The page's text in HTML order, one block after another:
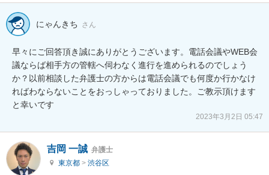
にゃんきち さん
早々にご回答頂き誠にありがとうございます。電話会議やWEB会
議ならば相手方の管轄へ伺わなく進行を進められるのでしょう
か？以前相談した弁護士の方からは電話会議でも何度か行かなけ
ればわならないことをおっしゃっておりました。ご教示頂けます
と幸いです
2023年3月2日 05:47
吉岡 一誠 弁護士
東京都 > 渋谷区